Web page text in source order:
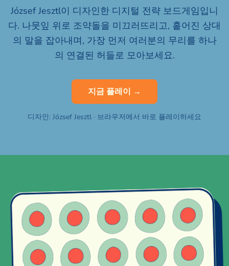
József Jesztl이 디자인한 디지털 전략 보드게임입니
다. 나뭇잎 위로 조약돌을 미끄러뜨리고, 흩어진 상대
의 말을 잡아내며, 가장 먼저 여러분의 무리를 하나
의 연결된 허들로 모아보세요.
지금 플레이 →
디자인: József Jesztl · 브라우저에서 바로 플레이하세요